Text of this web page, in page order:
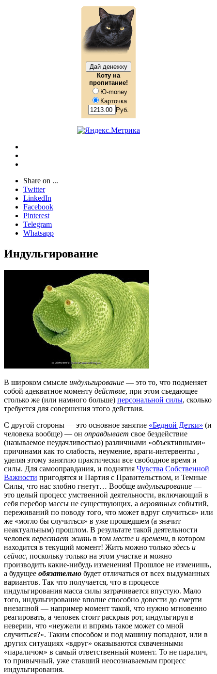
Коту на
пропитание!
Ю-money
Карточка
Руб.
Share on ...
Twitter
LinkedIn
Facebook
Pinterest
Telegram
Whatsapp
Индульгирование
В широком смысле индульгирование — это то, что подменяет
собой адекватное моменту действие, при этом съедающее
столько же (или намного больше) персональной силы, сколько
требуется для совершения этого действия.
С другой стороны — это основное занятие «Бедной Детки» (и
человека вообще) — он оправдывает свое бездействие
(называемое неудачливостью) различными «объективными»
причинами как то слабость, неумение, враги-интервенты ,
уделяя этому занятию практически все свободное время и
силы. Для самооправдания, и поднятия Чувства Собственной
Важности пригодятся и Партия с Правительством, и Темные
Силы, что нас злобно гнетут… Вообще индульгирование —
это целый процесс умственной деятельности, включающий в
себя перебор массы не существующих, а вероятных событий,
переживаний по поводу того, что может вдруг случиться» или
же «могло бы случиться» в уже прошедшем (а значит
неактуальным) прошлом. В результате такой деятельности
человек перестает жить в том месте и времени, в котором
находится в текущий момент! Жить можно толькоздесь и
сейчас, поскольку только на этом участке и можно
производить какие-нибудь изменения! Прошлое не изменишь,
а будущее обязательно будет отличаться от всех выдуманных
вариантов. Так что получается, что в процессе
индульгирования масса силы затрачивается впустую. Мало
того, индульгирование вполне способно довести до смерти
внезапной — например момент такой, что нужно мгновенно
реагировать, а человек стоит раскрыв рот, индульгируя в
неверии, что «неужели и впрямь такое может со мной
случиться?». Таким способом и под машину попадают, или в
других ситуациях «вдруг» оказываются схваченными
«параличом» в самый ответственный момент. То не паралич,
то привычный, уже ставший неосознаваемым процесс
индульгирования.